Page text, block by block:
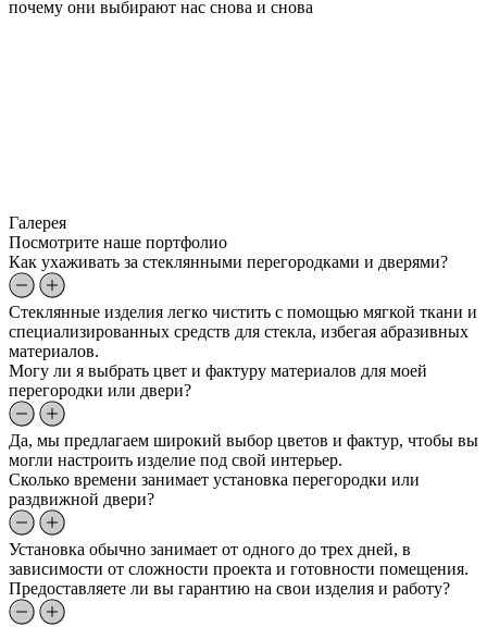
почему они выбирают нас снова и снова
Галерея
Посмотрите наше портфолио
Как ухаживать за стеклянными перегородками и дверями?
Стеклянные изделия легко чистить с помощью мягкой ткани и
специализированных средств для стекла, избегая абразивных
материалов.
Могу ли я выбрать цвет и фактуру материалов для моей
перегородки или двери?
Да, мы предлагаем широкий выбор цветов и фактур, чтобы вы
могли настроить изделие под свой интерьер.
Сколько времени занимает установка перегородки или
раздвижной двери?
Установка обычно занимает от одного до трех дней, в
зависимости от сложности проекта и готовности помещения.
Предоставляете ли вы гарантию на свои изделия и работу?